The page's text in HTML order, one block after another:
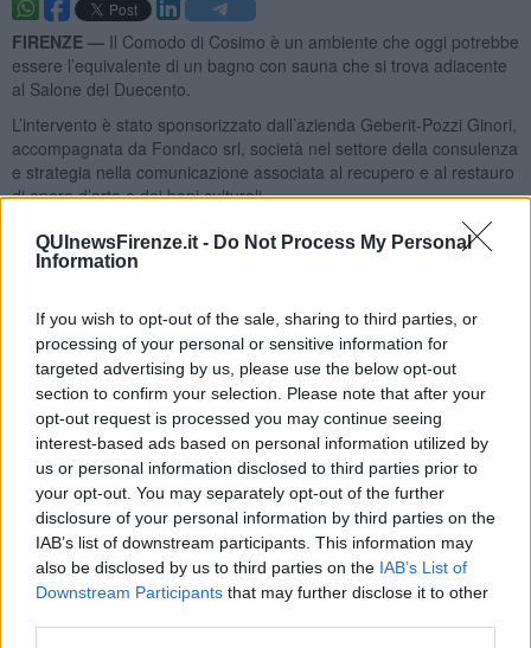
QUInewsFirenze.it - Do Not Process My Personal
Information
If you wish to opt-out of the sale, sharing to third parties, or
processing of your personal or sensitive information for
targeted advertising by us, please use the below opt-out
section to confirm your selection. Please note that after your
opt-out request is processed you may continue seeing
interest-based ads based on personal information utilized by
us or personal information disclosed to third parties prior to
your opt-out. You may separately opt-out of the further
disclosure of your personal information by third parties on the
IAB’s list of downstream participants. This information may
also be disclosed by us to third parties on the IAB’s List of
Downstream Participants that may further disclose it to other
FIRENZE — Il Comodo di Cosimo è un ambiente che oggi potrebbe
essere l’equivalente di un bagno con sauna che si trova adiacente
al Salone dei Duecento.
L’intervento è stato sponsorizzato dall’azienda Geberit-Pozzi Ginori,
accompagnata da Fondaco srl, società nel settore della consulenza
e strategia nella comunicazione associata al recupero e al restauro
di opere d’arte e dei beni culturali.
quale il Comune di Firenze offre a coloro che vogliono diventare
suoi partner l’opportunità di “prendersi cura” della città. I lavori di
restauro, progettati e diretti a cura delServizio Belle Arti del
Comune di Firenze, saranno realizzati dagli esperti restauratori
della fiorentina Dini Restauri. La conclusione dei lavori è prevista
per novembre 2017.
L’ambiente, situato vicino alla Sala dei Duecento sotto la scala
piana che collegava il quartiere di Cosimo con quello della
duchessa Eleonora, è stato interamente decorato da Marco da
Faenza con grottesche e stucchi già utilizzati nelle altre sale e con
scene prese dalla storia di Eros e Psiche di Apuleio, storie che gli
studiosi vogliono far risalire al matrimonio di Francesco I de Medici,
figlio di Cosimo, e Giovanna d’Austria avvenuto nel dicembre del